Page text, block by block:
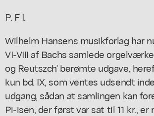
P. F I.
Wilhelm Hansens musikforlag har
VI-VIII af Bachs samlede
og Reutszch' berømte udgave,
kun bd. IX, som ventes udsendt
udgang, sådan at samlingen kan
Pi-isen, der først var sat til 11 kr., er